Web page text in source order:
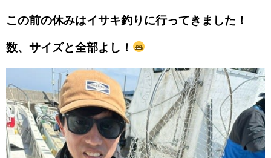
この前の休みはイサキ釣りに行ってきました！
数、サイズと全部よし！